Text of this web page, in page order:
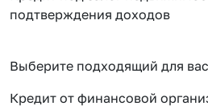
подтверждения доходов
Выберите подходящий для
Кредит от финансовой